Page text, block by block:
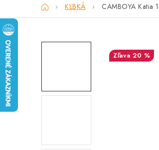
DomovKLBKÁ CAMBOYA Katia
20 %